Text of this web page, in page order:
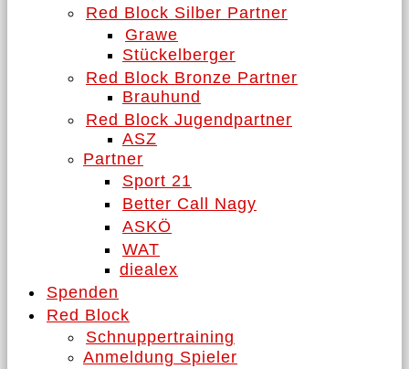
Red Block Silber Partner
Grawe
Stückelberger
Red Block Bronze Partner
Brauhund
Red Block Jugendpartner
ASZ
Partner
Sport 21
Better Call Nagy
ASKÖ
WAT
diealex
Spenden
Red Block
Schnuppertraining
Anmeldung Spieler